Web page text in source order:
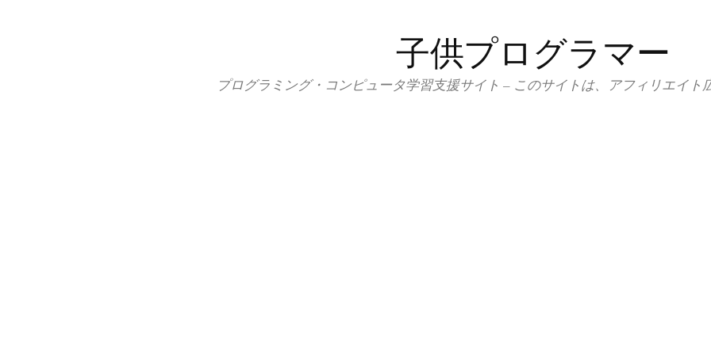
子供プログラマー
プログラミング・コンピュータ学習支援サイト – このサイトは、アフィリエイト